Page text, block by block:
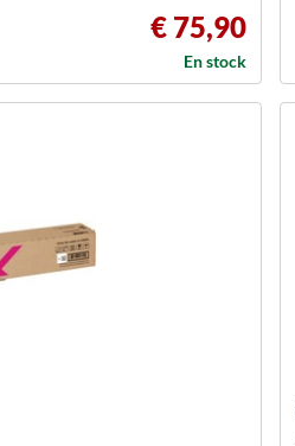
€ 75,90
En stock